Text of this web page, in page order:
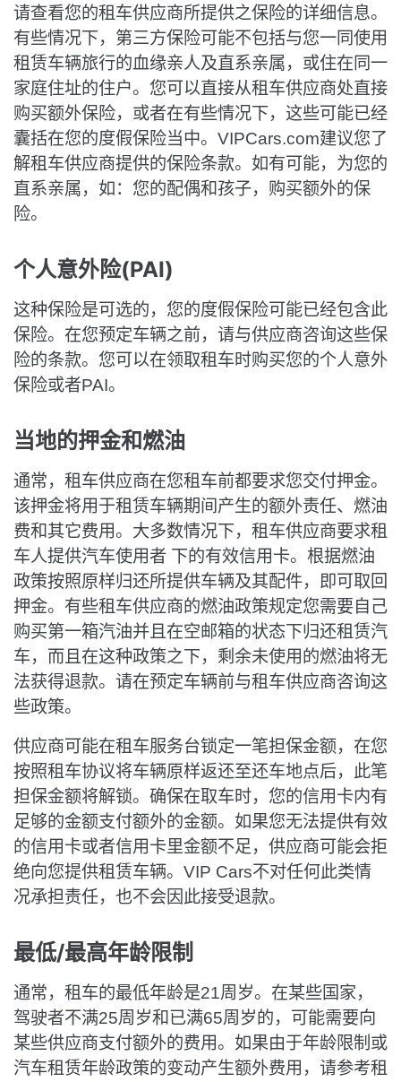
请查看您的租车供应商所提供之保险的详细信息。
有些情况下，第三方保险可能不包括与您一同使用
租赁车辆旅行的血缘亲人及直系亲属，或住在同一
家庭住址的住户。您可以直接从租车供应商处直接
购买额外保险，或者在有些情况下，这些可能已经
囊括在您的度假保险当中。VIPCars.com建议您了
解租车供应商提供的保险条款。如有可能，为您的
直系亲属，如：您的配偶和孩子，购买额外的保
险。
个人意外险(PAI)
这种保险是可选的，您的度假保险可能已经包含此
保险。在您预定车辆之前，请与供应商咨询这些保
险的条款。您可以在领取租车时购买您的个人意外
保险或者PAI。
当地的押金和燃油
通常，租车供应商在您租车前都要求您交付押金。
该押金将用于租赁车辆期间产生的额外责任、燃油
费和其它费用。大多数情况下，租车供应商要求租
车人提供汽车使用者 下的有效信用卡。根据燃油
政策按照原样归还所提供车辆及其配件，即可取回
押金。有些租车供应商的燃油政策规定您需要自己
购买第一箱汽油并且在空邮箱的状态下归还租赁汽
车，而且在这种政策之下，剩余未使用的燃油将无
法获得退款。请在预定车辆前与租车供应商咨询这
些政策。
供应商可能在租车服务台锁定一笔担保金额，在您
按照租车协议将车辆原样返还至还车地点后，此笔
担保金额将解锁。确保在取车时，您的信用卡内有
足够的金额支付额外的金额。如果您无法提供有效
的信用卡或者信用卡里金额不足，供应商可能会拒
绝向您提供租赁车辆。VIP Cars不对任何此类情
况承担责任，也不会因此接受退款。
最低/最高年龄限制
通常，租车的最低年龄是21周岁。在某些国家，
驾驶者不满25周岁和已满65周岁的，可能需要向
某些供应商支付额外的费用。如果由于年龄限制或
汽车租赁年龄政策的变动产生额外费用，请参考租